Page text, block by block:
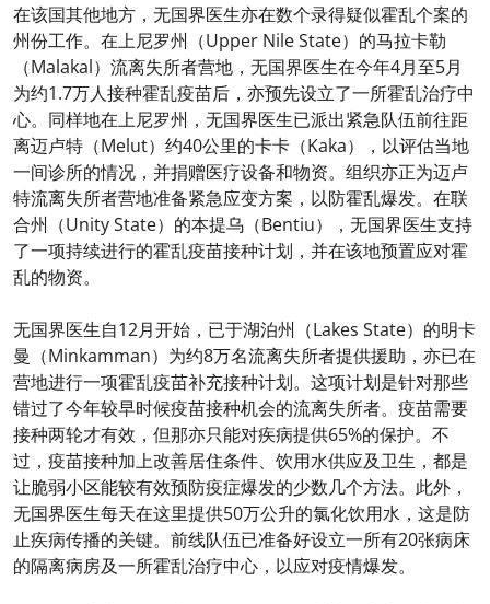
在该国其他地方，无国界医生亦在数个录得疑似霍乱个案的
州份工作。在上尼罗州（Upper Nile State）的马拉卡勒
（Malakal）流离失所者营地，无国界医生在今年4月至5月
为约1.7万人接种霍乱疫苗后，亦预先设立了一所霍乱治疗中
心。同样地在上尼罗州，无国界医生已派出紧急队伍前往距
离迈卢特（Melut）约40公里的卡卡（Kaka），以评估当地
一间诊所的情况，并捐赠医疗设备和物资。组织亦正为迈卢
特流离失所者营地准备紧急应变方案，以防霍乱爆发。在联
合州（Unity State）的本提乌（Bentiu），无国界医生支持
了一项持续进行的霍乱疫苗接种计划，并在该地预置应对霍
乱的物资。
无国界医生自12月开始，已于湖泊州（Lakes State）的明卡
曼（Minkamman）为约8万名流离失所者提供援助，亦已在
营地进行一项霍乱疫苗补充接种计划。这项计划是针对那些
错过了今年较早时候疫苗接种机会的流离失所者。疫苗需要
接种两轮才有效，但那亦只能对疾病提供65%的保护。不
过，疫苗接种加上改善居住条件、饮用水供应及卫生，都是
让脆弱小区能较有效预防疫症爆发的少数几个方法。此外，
无国界医生每天在这里提供50万公升的氯化饮用水，这是防
止疾病传播的关键。前线队伍已准备好设立一所有20张病床
的隔离病房及一所霍乱治疗中心，以应对疫情爆发。